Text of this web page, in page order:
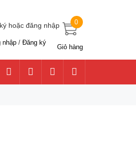
nhập / Đăng ký
Giỏ hàng
0